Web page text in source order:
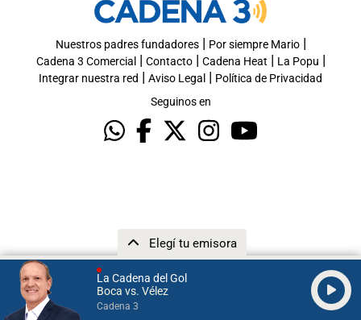
La Cadena del Gol
Boca vs. Vélez
Cadena 3
Elegí tu emisora
Nuestros padres fundadores| Por siempre Mario|
Cadena 3 Comercial | Contacto| Cadena Heat | La Popu |
Integrar nuestra red | Aviso Legal | Política de Privacidad
Seguinos en